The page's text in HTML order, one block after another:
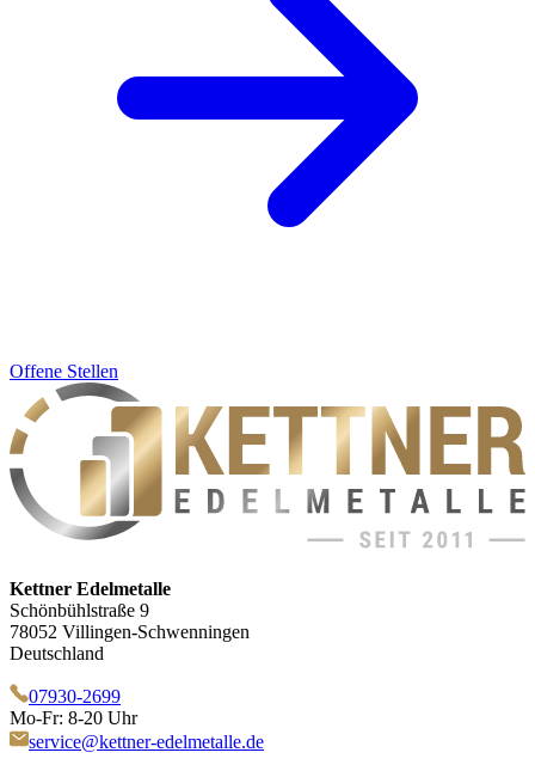
Offene Stellen
Kettner Edelmetalle
Schönbühlstraße 9
78052 Villingen-Schwenningen
Deutschland
07930-2699
Mo-Fr: 8-20 Uhr
service@kettner-edelmetalle.de